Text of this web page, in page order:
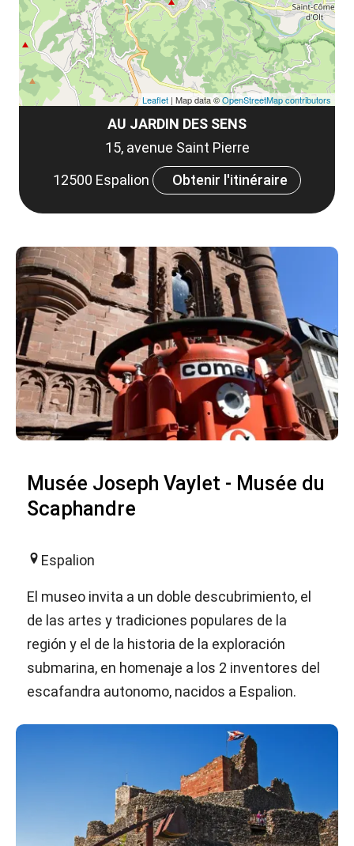
AU JARDIN DES SENS
15, avenue Saint Pierre
12500 Espalion
Obtenir l'itinéraire
Leaflet | Map data ©OpenStreetMap contributors
Musée Joseph Vaylet - Musée du
Scaphandre
Espalion
El museo invita a un doble descubrimiento, el
de las artes y tradiciones populares de la
región y el de la historia de la exploración
submarina, en homenaje a los 2 inventores del
escafandra autonomo, nacidos a Espalion.